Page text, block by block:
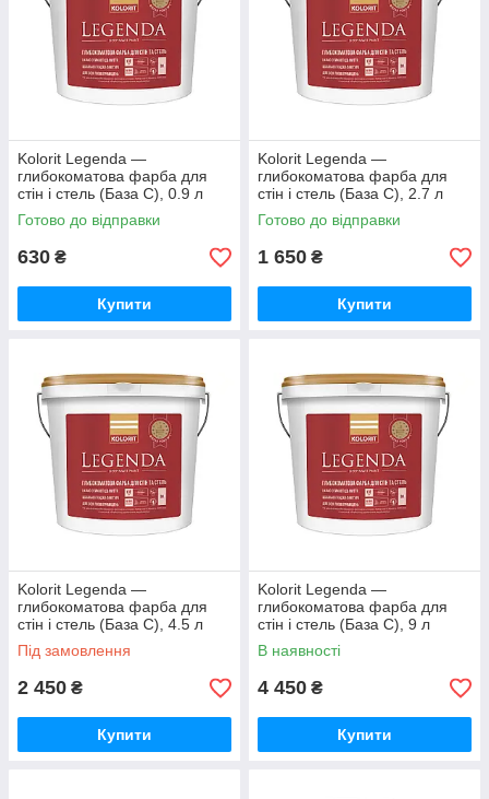
Kolorit Legenda —
глибокоматова фарба для
стін і стель (База C), 0.9 л
Готово до відправки
630 ₴
Купити
Kolorit Legenda —
глибокоматова фарба для
стін і стель (База C), 2.7 л
Готово до відправки
1 650 ₴
Купити
Kolorit Legenda —
глибокоматова фарба для
стін і стель (База C), 4.5 л
Під замовлення
2 450 ₴
Купити
Kolorit Legenda —
глибокоматова фарба для
стін і стель (База C), 9 л
В наявності
4 450 ₴
Купити